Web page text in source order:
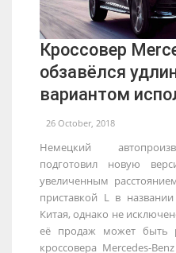
Кроссовер
обзавёлся
вариантом
26 October, 2018
Немецкий
подготовил новую
увеличенным
приставкой L в
Китая, однако не
её продаж может быть
кроссовера Mercedes-